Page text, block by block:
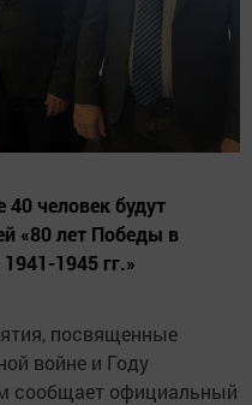
человек будут
«80 лет Победы в
1945 гг.»
посвященные
войне и Году
сообщает официальный